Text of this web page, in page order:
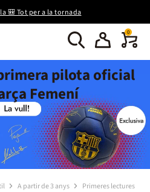
🎒 Tot per a la tornada
0
pilota oficial
Femení
A partir de 3 anys Primeres lectures